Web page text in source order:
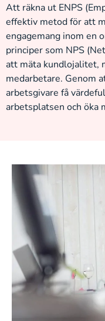
Att räkna ut ENPS
effektiv metod för att
engagemang inom en
principer som NPS
att mäta kundlojalitet,
medarbetare. Genom
arbetsgivare få
arbetsplatsen och öka